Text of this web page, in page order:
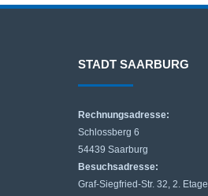
STADT SAARBURG
Rechnungsadresse:
Schlossberg 6
54439 Saarburg
Besuchsadresse:
Graf-Siegfried-Str. 32, 2. Etage